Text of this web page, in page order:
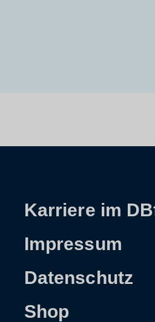
Karriere im
Impressum
Datenschutz
Shop